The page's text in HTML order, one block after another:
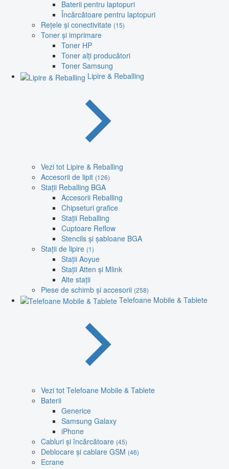
Baterii pentru laptopuri
Încărcătoare pentru laptopuri
Rețele și conectivitate (15)
Toner și imprimare
Toner HP
Toner alți producători
Toner Samsung
Lipire & Reballing
Vezi tot Lipire & Reballing
Accesorii de lipit (126)
Stații Reballing BGA
Accesorii Reballing
Chipseturi grafice
Stații Reballing
Cuptoare Reflow
Stencils și șabloane BGA
Stații de lipire (1)
Stații Aoyue
Stații Atten și Mlink
Alte stații
Piese de schimb și accesorii (258)
Telefoane Mobile & Tablete
Vezi tot Telefoane Mobile & Tablete
Baterii
Generice
Samsung Galaxy
iPhone
Cabluri și încărcătoare (45)
Deblocare și cablare GSM (46)
Ecrane